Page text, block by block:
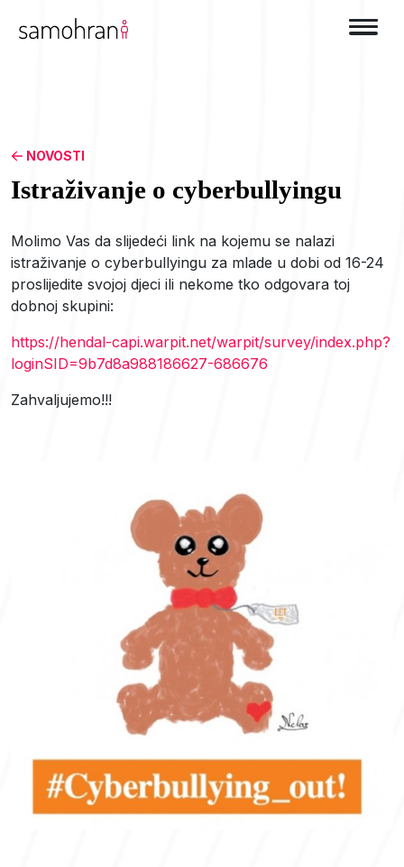
NOVOSTI
Istraživanje o cyberbullyingu
Molimo Vas da slijedeći link na kojemu se nalazi
istraživanje o cyberbullyingu za mlade u dobi od 16-24
proslijedite svojoj djeci ili nekome tko odgovara toj
dobnoj skupini:
https://hendal-capi.warpit.net/warpit/survey/index.php?
loginSID=9b7d8a988186627-686676
Zahvaljujemo!!!